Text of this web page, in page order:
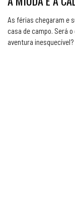
As férias chegaram e
casa de campo. Será
aventura inesquecível?